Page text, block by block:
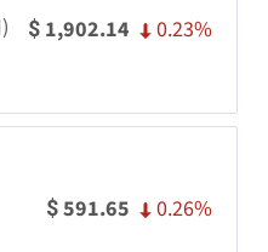
$ 1,902.14 0.23%
$591.65 0.26%